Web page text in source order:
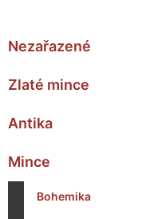
Nezařazené
Zlaté mince
Antika
Mince
Bohemika